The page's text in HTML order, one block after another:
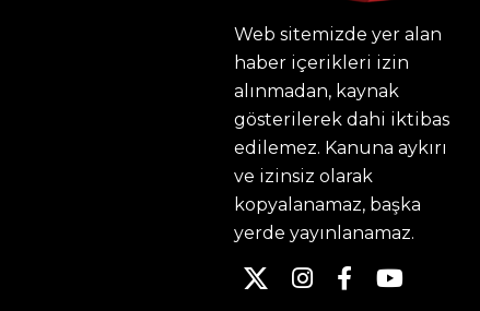
Web sitemizde yer alan
haber içerikleri izin
alınmadan, kaynak
gösterilerek dahi iktibas
edilemez. Kanuna aykırı
ve izinsiz olarak
kopyalanamaz, başka
yerde yayınlanamaz.